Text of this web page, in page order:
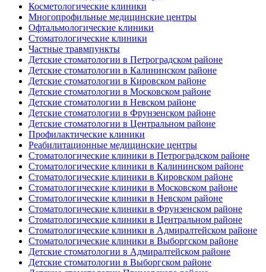
Косметологические клиники
Многопрофильные медицинские центры
Офтальмологические клиники
Стоматологические клиники
Частные травмпункты
Детские стоматологии в Петроградском районе
Детские стоматологии в Калининском районе
Детские стоматологии в Кировском районе
Детские стоматологии в Московском районе
Детские стоматологии в Невском районе
Детские стоматологии в Фрунзенском районе
Детские стоматологии в Центральном районе
Профилактические клиники
Реабилитационные медицинские центры
Стоматологические клиники в Петроградском районе
Стоматологические клиники в Калининском районе
Стоматологические клиники в Кировском районе
Стоматологические клиники в Московском районе
Стоматологические клиники в Невском районе
Стоматологические клиники в Фрунзенском районе
Стоматологические клиники в Центральном районе
Стоматологические клиники в Адмиралтейском районе
Стоматологические клиники в Выборгском районе
Детские стоматологии в Адмиралтейском районе
Детские стоматологии в Выборгском районе